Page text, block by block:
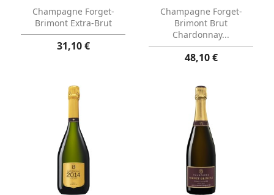
Aperçu rapide
Champagne Forget-
Brimont Extra-Brut
31,10 €
Aperçu rapide
Champagne Forget-
Brimont Brut
Chardonnay...
48,10 €